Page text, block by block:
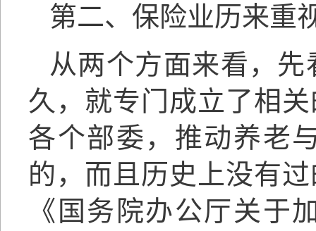
第二、保险业历来重
从两个方面来看，
久，就专门成立了相
各个部委，推动养老
的，而且历史上没有
《国务院办公厅关于